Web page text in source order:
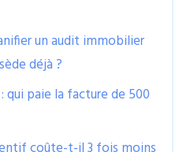
un audit immobilier
déjà ?
paie la facture de 500